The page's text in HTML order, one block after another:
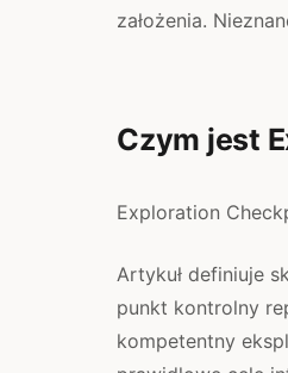
założenia.
Czym jest
Exploration
Artykuł definiuje
punkt kontrolny
kompetentny